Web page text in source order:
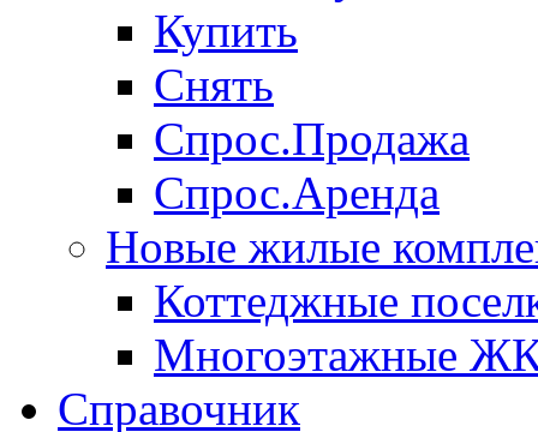
Купить
Снять
Спрос.Продажа
Спрос.Аренда
Новые жилые
Коттеджные
Многоэтажные
Справочник